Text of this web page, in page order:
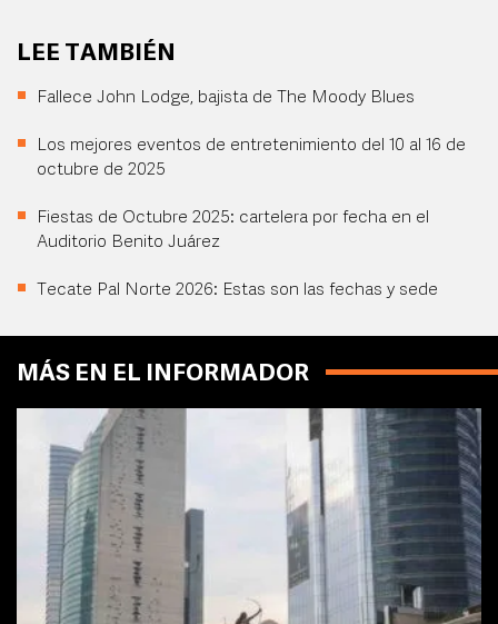
LEE TAMBIÉN
Fallece John Lodge, bajista de The Moody Blues
Los mejores eventos de entretenimiento del 10 al 16 de
octubre de 2025
Fiestas de Octubre 2025: cartelera por fecha en el
Auditorio Benito Juárez
Tecate Pal Norte 2026: Estas son las fechas y sede
MÁS EN EL INFORMADOR